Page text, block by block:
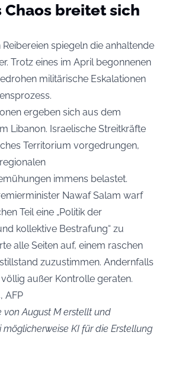
Chaos breitet sich
spiegeln die anhaltende
Trotz eines im April begonnenen
militärische Eskalationen
ergeben sich aus dem
Libanon. Israelische Streitkräfte
Territorium vorgedrungen,
immens belastet.
Nawaf Salam warf
Teil eine „Politik der
kollektive Bestrafung“ zu
alle Seiten auf, einem raschen
zuzustimmen. Andernfalls
außer Kontrolle geraten.
AFP
von August M erstellt und
KI für die Erstellung